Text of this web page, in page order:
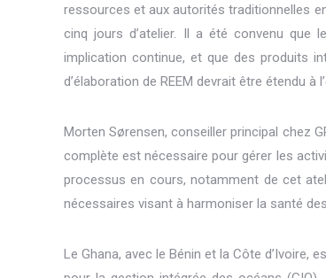
ressources et aux autorités traditionnelles
cinq jours d’atelier. Il a été convenu que
implication continue, et que des produits
d’élaboration de REEM devrait être étendu à
Morten Sørensen, conseiller principal chez
complète est nécessaire pour gérer les
processus en cours, notamment de cet
nécessaires visant à harmoniser la santé
Le Ghana, avec le Bénin et la Côte d’Ivoire,